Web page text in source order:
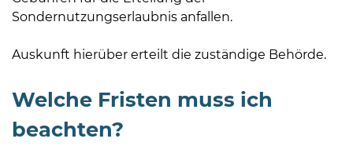
Sondernutzungserlaubnis anfallen.
Auskunft hierüber erteilt die zuständige Behörde.
Welche Fristen muss ich
beachten?